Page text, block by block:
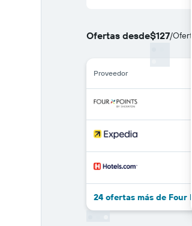
Ofertas desde$127/
Proveedor
24 ofertas más de